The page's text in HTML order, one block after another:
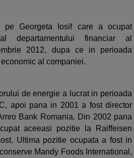
pe Georgeta Iosif care a ocupat
departamentului financiar al
2012, dupa ce in perioada
al companiei.
de energie a lucrat in perioada
apoi pana in 2001 a fost director
Bank Romania. Din 2002 pana
aceeasi pozitie la Raiffeisen
Ultima pozitie ocupata a fost in
Mandy Foods International,